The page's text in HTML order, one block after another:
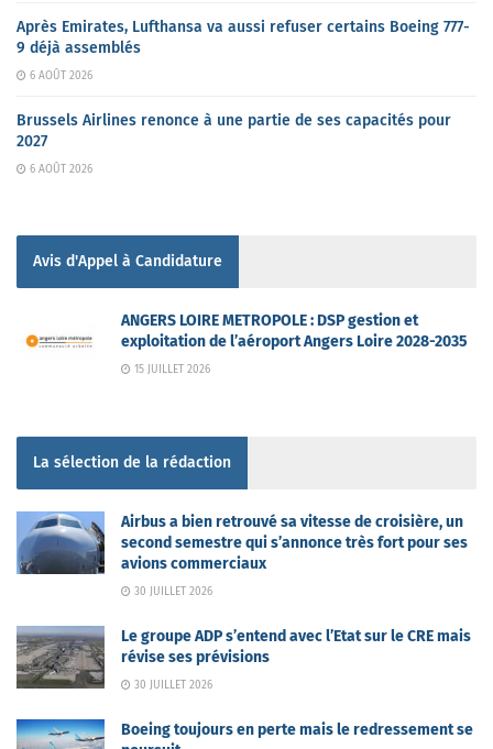
Après Emirates, Lufthansa va aussi refuser certains Boeing 777-
9 déjà assemblés
6 AOÛT 2026
Brussels Airlines renonce à une partie de ses capacités pour
2027
6 AOÛT 2026
Avis d'Appel à Candidature
ANGERS LOIRE METROPOLE : DSP gestion et
exploitation de l’aéroport Angers Loire 2028-2035
15 JUILLET 2026
La sélection de la rédaction
Airbus a bien retrouvé sa vitesse de croisière, un
second semestre qui s’annonce très fort pour ses
avions commerciaux
30 JUILLET 2026
Le groupe ADP s’entend avec l’Etat sur le CRE mais
révise ses prévisions
30 JUILLET 2026
Boeing toujours en perte mais le redressement se